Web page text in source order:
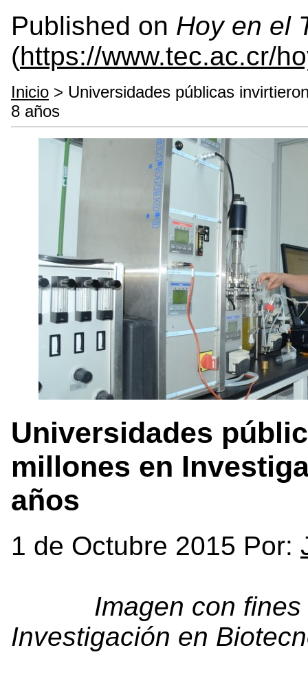
Published on Hoy en el
(https://www.tec.ac.cr/
Inicio > Universidades públicas
8 años
Universidades
millones en
años
1 de Octubre 2015 Por:
Imagen con fines
Investigación en